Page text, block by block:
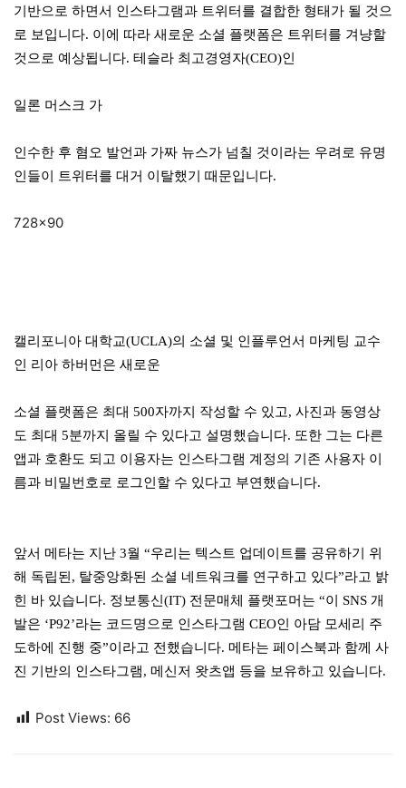
기반으로 하면서 인스타그램과 트위터를 결합한 형태가 될 것으
로 보입니다. 이에 따라 새로운 소셜 플랫폼은 트위터를 겨냥할
것으로 예상됩니다. 테슬라 최고경영자(CEO)인
일론 머스크 가
인수한 후 혐오 발언과 가짜 뉴스가 넘칠 것이라는 우려로 유명
인들이 트위터를 대거 이탈했기 때문입니다.
728×90
캘리포니아 대학교(UCLA)의 소셜 및 인플루언서 마케팅 교수
인 리아 하버먼은 새로운
소셜 플랫폼은 최대 500자까지 작성할 수 있고, 사진과 동영상
도 최대 5분까지 올릴 수 있다고 설명했습니다. 또한 그는 다른
앱과 호환도 되고 이용자는 인스타그램 계정의 기존 사용자 이
름과 비밀번호로 로그인할 수 있다고 부연했습니다.
앞서 메타는 지난 3월 “우리는 텍스트 업데이트를 공유하기 위
해 독립된, 탈중앙화된 소셜 네트워크를 연구하고 있다”라고 밝
힌 바 있습니다. 정보통신(IT) 전문매체 플랫포머는 “이 SNS 개
발은 ‘P92’라는 코드명으로 인스타그램 CEO인 아담 모세리 주
도하에 진행 중”이라고 전했습니다. 메타는 페이스북과 함께 사
진 기반의 인스타그램, 메신저 왓츠앱 등을 보유하고 있습니다.
Post Views: 66